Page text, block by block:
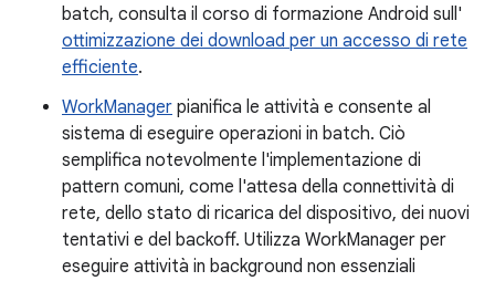
batch, consulta il corso di formazione Android sull'
ottimizzazione dei download per un accesso di rete
efficiente.
WorkManager pianifica le attività e consente al
sistema di eseguire operazioni in batch. Ciò
semplifica notevolmente l'implementazione di
pattern comuni, come l'attesa della connettività di
rete, dello stato di ricarica del dispositivo, dei nuovi
tentativi e del backoff. Utilizza WorkManager per
eseguire attività in background non essenziali